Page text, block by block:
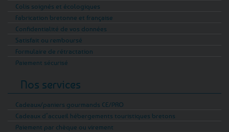
Colis soignés et écologiques
Fabrication bretonne et française
Confidentialité de vos données
Satisfait ou remboursé
Formulaire de rétractation
Paiement sécurisé
Nos services
Cadeaux/paniers gourmands CE/PRO
Cadeaux d’accueil hébergements touristiques bretons
Paiement par chèque ou virement